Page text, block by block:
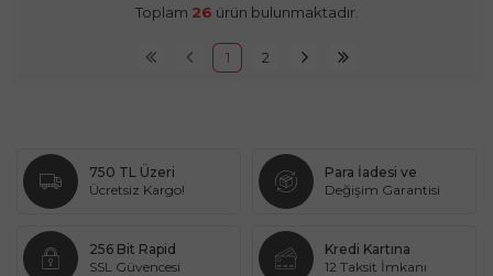
Toplam 26 ürün bulunmaktadır.
1 2
750 TL Üzeri
Ücretsiz Kargo!
Para İadesi ve
Değişim Garantisi
256 Bit Rapid
SSL Güvencesi
Kredi Kartına
12 Taksit İmkanı